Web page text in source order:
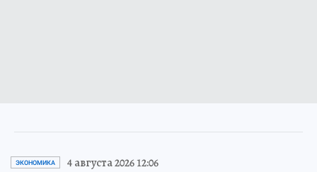
ЭКОНОМИКА 4 августа 2026 12:06